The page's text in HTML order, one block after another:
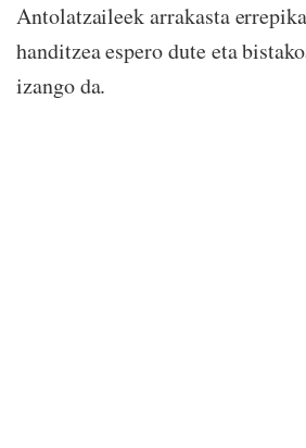
Antolatzaileek arrakasta
handitzea espero dute eta
izango da.